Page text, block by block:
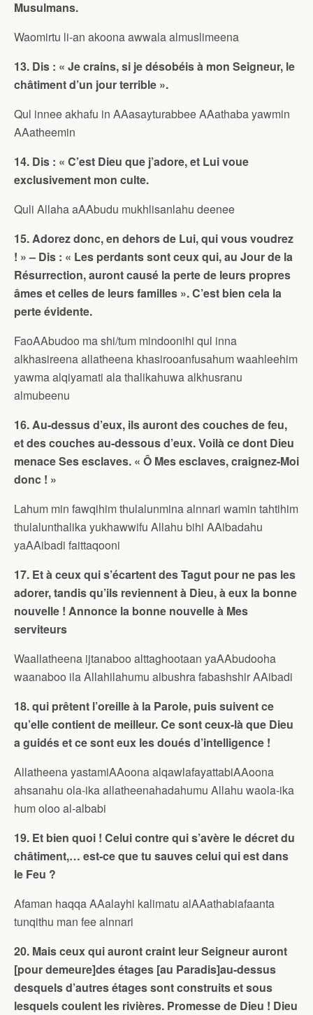
Musulmans.
Waomirtu li-an akoona awwala almuslimeena
13. Dis : « Je crains, si je désobéis à mon Seigneur, le
châtiment d’un jour terrible ».
Qul innee akhafu in AAasayturabbee AAathaba yawmin
AAatheemin
14. Dis : « C’est Dieu que j’adore, et Lui voue
exclusivement mon culte.
Quli Allaha aAAbudu mukhlisanlahu deenee
15. Adorez donc, en dehors de Lui, qui vous voudrez
! » – Dis : « Les perdants sont ceux qui, au Jour de la
Résurrection, auront causé la perte de leurs propres
âmes et celles de leurs familles ». C’est bien cela la
perte évidente.
FaoAAbudoo ma shi/tum mindoonihi qul inna
alkhasireena allatheena khasirooanfusahum waahleehim
yawma alqiyamati ala thalikahuwa alkhusranu
almubeenu
16. Au-dessus d’eux, ils auront des couches de feu,
et des couches au-dessous d’eux. Voilà ce dont Dieu
menace Ses esclaves. « Ô Mes esclaves, craignez-Moi
donc ! »
Lahum min fawqihim thulalunmina alnnari wamin tahtihim
thulalunthalika yukhawwifu Allahu bihi AAibadahu
yaAAibadi faittaqooni
17. Et à ceux qui s’écartent des Tagut pour ne pas les
adorer, tandis qu’ils reviennent à Dieu, à eux la bonne
nouvelle ! Annonce la bonne nouvelle à Mes
serviteurs
Waallatheena ijtanaboo alttaghootaan yaAAbudooha
waanaboo ila Allahilahumu albushra fabashshir AAibadi
18. qui prêtent l’oreille à la Parole, puis suivent ce
qu’elle contient de meilleur. Ce sont ceux-là que Dieu
a guidés et ce sont eux les doués d’intelligence !
Allatheena yastamiAAoona alqawlafayattabiAAoona
ahsanahu ola-ika allatheenahadahumu Allahu waola-ika
hum oloo al-albabi
19. Et bien quoi ! Celui contre qui s’avère le décret du
châtiment,… est-ce que tu sauves celui qui est dans
le Feu ?
Afaman haqqa AAalayhi kalimatu alAAathabiafaanta
tunqithu man fee alnnari
20. Mais ceux qui auront craint leur Seigneur auront
[pour demeure]des étages [au Paradis]au-dessus
desquels d’autres étages sont construits et sous
lesquels coulent les rivières. Promesse de Dieu ! Dieu